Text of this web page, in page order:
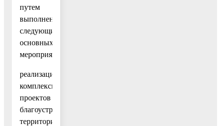
путем
выполнения
следующих
основных
мероприятий:
реализация
комплексных
проектов
благоустройства
территорий,